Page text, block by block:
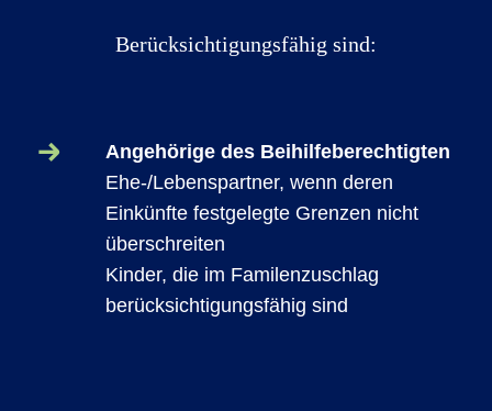
Berücksichtigungsfähig sind:
Angehörige des Beihilfeberechtigten
Ehe-/Lebenspartner, wenn deren
Einkünfte festgelegte Grenzen nicht
überschreiten
Kinder, die im Familenzuschlag
berücksichtigungsfähig sind